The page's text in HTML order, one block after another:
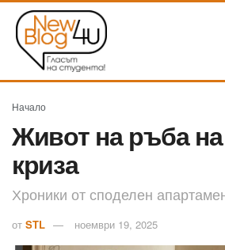
Начало
Живот на ръба
криза
Хроники от споделен
от STL ноември 19, 2025